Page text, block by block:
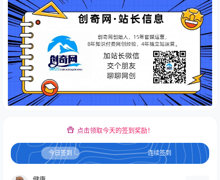
点击领取今天的签到奖励！
今日签到 连续签到